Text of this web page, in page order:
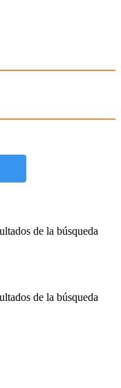
de la búsqueda
de la búsqueda